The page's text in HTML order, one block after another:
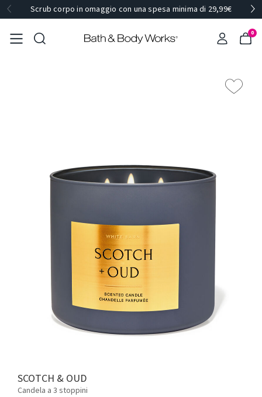
Scrub corpo in omaggio con una spesa minima di 29,99€
0
SCOTCH & OUD
Candela a 3 stoppini